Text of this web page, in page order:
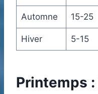
Automne 15-25
Hiver 5-15
Printemps